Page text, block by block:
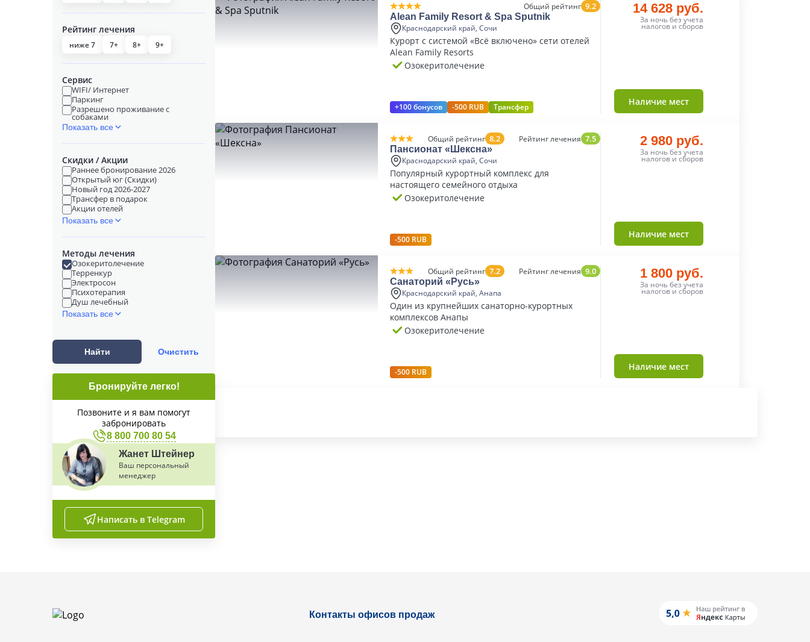
Рейтинг лечения
ниже 7 7+ 8+ 9+
Сервис
WIFI/ Интернет
Паркинг
Разрешено проживание с
собаками
Показать все
Скидки / Акции
Раннее бронирование 2026
Открытый юг (Скидки)
Новый год 2026-2027
Трансфер в подарок
Акции отелей
Показать все
Методы лечения
Озокеритолечение
Терренкур
Электросон
Психотерапия
Душ лечебный
Показать все
Найти Очистить
Бронируйте легко!
Позвоните и я вам помогут
забронировать
8 800 700 80 54
Жанет Штейнер
Ваш персональный
менеджер
Написать в Telegram
Общий рейтинг 9.2
Alean Family Resort & Spa Sputnik
Краснодарский край, Сочи
Курорт с системой «Всё включено» сети отелей
Alean Family Resorts
Озокеритолечение
+100 бонусов -500 RUB Трансфер
14 628 руб.
За ночь без учета
налогов и сборов
Наличие мест
Общий рейтинг 8.2 Рейтинг лечения 7.5
Пансионат «Шексна»
Краснодарский край, Сочи
Популярный курортный комплекс для
настоящего семейного отдыха
Озокеритолечение
-500 RUB
2 980 руб.
За ночь без учета
налогов и сборов
Наличие мест
Общий рейтинг 7.2 Рейтинг лечения 9.0
Санаторий «Русь»
Краснодарский край, Анапа
Один из крупнейших санаторно-курортных
комплексов Анапы
Озокеритолечение
-500 RUB
1 800 руб.
За ночь без учета
налогов и сборов
Наличие мест
Контакты офисов продаж